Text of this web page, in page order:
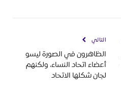
التالي
الظاهرون في الصورة ليسو
أعضاء اتحاد النساء، ولكنهم
لجان شكلها الاتحاد